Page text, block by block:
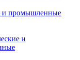
и промышленные
и